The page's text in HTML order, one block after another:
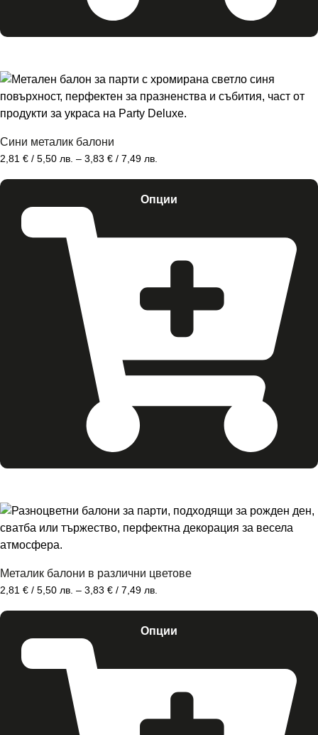
Сини металик балони
2,81 € / 5,50 лв. – 3,83 € / 7,49 лв.
Опции
Металик балони в различни цветове
2,81 € / 5,50 лв. – 3,83 € / 7,49 лв.
Опции